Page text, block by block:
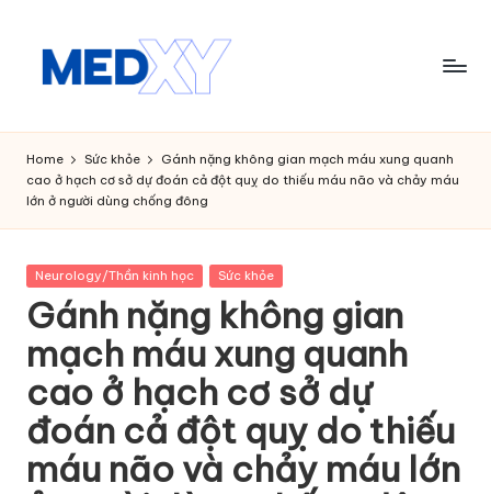
M
e
d
x
y
A
I
Home Sức khỏe
Gánh nặng không gian mạch máu xung quanh
cao ở hạch cơ sở dự đoán cả đột quỵ do thiếu máu não và chảy máu
lớn ở người dùng chống đông
Posted
Neurology/Thần kinh học Sức khỏe
Gánh nặng không gian
mạch máu xung quanh
cao ở hạch cơ sở dự
đoán cả đột quỵ do thiếu
máu não và chảy máu lớn